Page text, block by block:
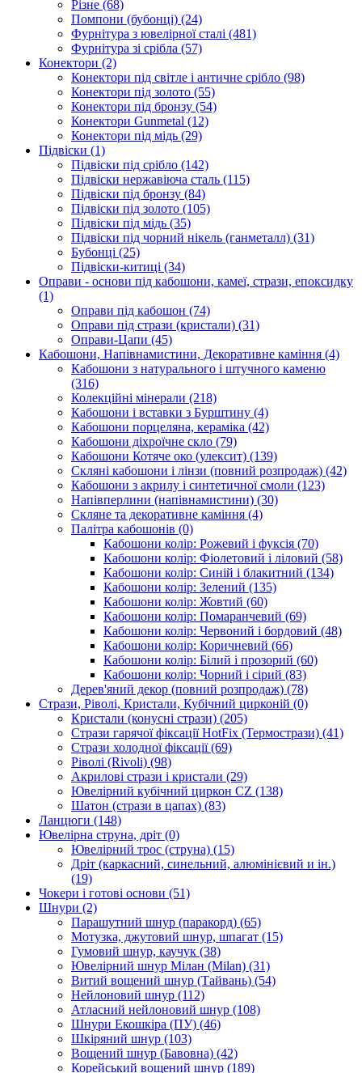
Різне (68)
Помпони (бубонці) (24)
Фурнітура з ювелірної сталі (481)
Фурнітура зі срібла (57)
Конектори (2)
Конектори під світле і античне срібло (98)
Конектори під золото (55)
Конектори під бронзу (54)
Конектори Gunmetal (12)
Конектори під мідь (29)
Підвіски (1)
Підвіски під срібло (142)
Підвіски нержавіюча сталь (115)
Підвіски під бронзу (84)
Підвіски під золото (105)
Підвіски під мідь (35)
Підвіски під чорний нікель (ганметалл) (31)
Бубонці (25)
Підвіски-китиці (34)
Оправи - основи під кабошони, камеї, стрази, епоксидку
(1)
Оправи під кабошон (74)
Оправи під стрази (кристали) (31)
Оправи-Цапи (45)
Кабошони, Напівнамистини, Декоративне каміння (4)
Кабошони з натурального і штучного каменю
(316)
Колекційні мінерали (218)
Кабошони і вставки з Бурштину (4)
Кабошони порцеляна, кераміка (42)
Кабошони діхроїчне скло (79)
Кабошони Котяче око (улексит) (139)
Скляні кабошони і лінзи (повний розпродаж) (42)
Кабошони з акрилу і синтетичної смоли (123)
Напівперлини (напівнамистини) (30)
Скляне та декоративне каміння (4)
Палітра кабошонів (0)
Кабошони колір: Рожевий і фуксія (70)
Кабошони колір: Фіолетовий і ліловий (58)
Кабошони колір: Синій і блакитний (134)
Кабошони колір: Зелений (135)
Кабошони колір: Жовтий (60)
Кабошони колір: Помаранчевий (69)
Кабошони колір: Червоний і бордовий (48)
Кабошони колір: Коричневий (66)
Кабошони колір: Білий і прозорий (60)
Кабошони колір: Чорний і сірий (83)
Дерев'яний декор (повний розпродаж) (78)
Стрази, Ріволі, Кристали, Кубічний цирконій (0)
Кристали (конусні стрази) (205)
Стрази гарячої фіксації HotFix (Термострази) (41)
Стрази холодної фіксації(69)
Ріволі (Rivoli) (98)
Акрилові стрази і кристали (29)
Ювелірний кубічний циркон CZ (138)
Шатон (стрази в цапах) (83)
Ланцюги (148)
Ювелірна струна, дріт (0)
Ювелірний трос (струна) (15)
Дріт (каркасний, синельний, алюмінієвий и ін.)
(19)
Чокери і готові основи (51)
Шнури (2)
Парашутний шнур (паракорд) (65)
Мотузка, джутовий шнур, шпагат (15)
Гумовий шнур, каучук (38)
Ювелірний шнур Мілан (Milan) (31)
Витий вощений шнур (Тайвань) (54)
Нейлоновий шнур (112)
Атласний нейлоновий шнур (108)
Шнури Екошкіра (ПУ) (46)
Шкіряний шнур (103)
Вощений шнур (Бавовна) (42)
Корейський вощений шнур (189)